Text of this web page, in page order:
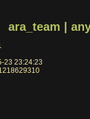
ara_team |
23 23:24:23